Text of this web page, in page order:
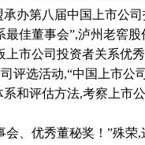
第八届中国上市公司
佳董事会”,泸州老窖
市公司投资者关系优秀
选活动,“中国上市公
和评估方法,考察上市
、优秀董秘奖！”殊荣,